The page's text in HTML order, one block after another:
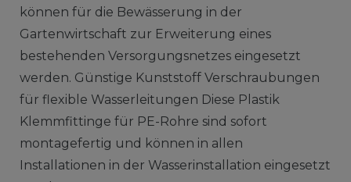
können für die Bewässerung in der
Gartenwirtschaft zur Erweiterung eines
bestehenden Versorgungsnetzes eingesetzt
werden. Günstige Kunststoff Verschraubungen
für flexible Wasserleitungen Diese Plastik
Klemmfittinge für PE-Rohre sind sofort
montagefertig und können in allen
Installationen in der Wasserinstallation eingesetzt